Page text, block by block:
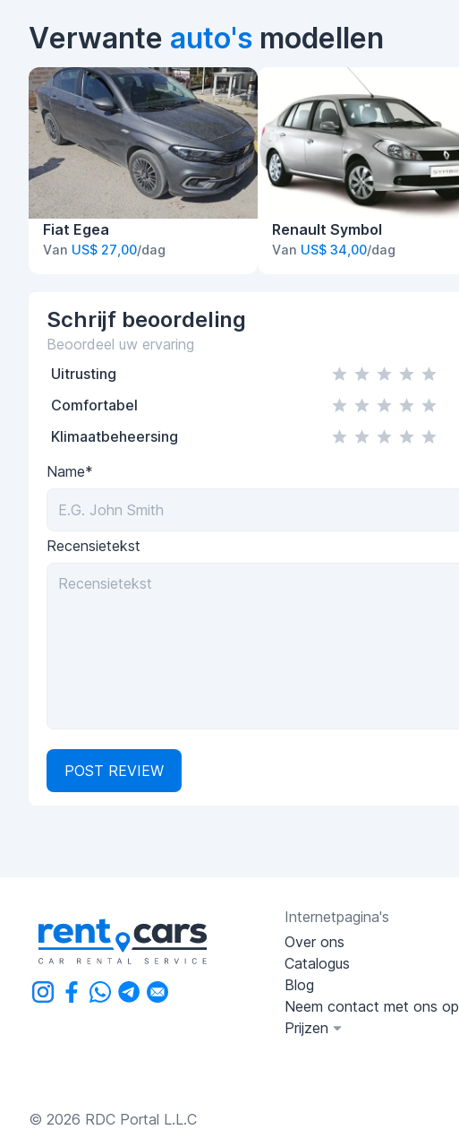
Verwante auto's modellen
Fiat Egea
Van US$ 27,00/dag
Renault Symbol
Van US$ 34,00/dag
Schrijf beoordeling
Beoordeel uw ervaring
Uitrusting
Comfortabel
Klimaatbeheersing
Name*
Recensietekst
POST REVIEW
© 2026 RDC Portal L.L.C
Internetpagina's
Over ons
Catalogus
Blog
Neem contact met ons op
Prijzen